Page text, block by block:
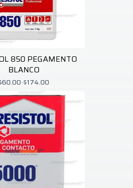
850 PEGAMENTO
BLANCO
-$174.00